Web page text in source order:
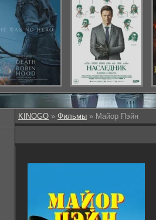
KINOGO » Фильмы » Майор Пэйн